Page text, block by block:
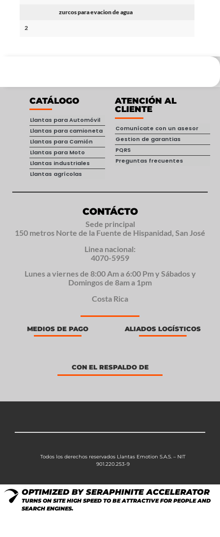
zurcos para evacion de agua
2
CATÁLOGO
Llantas para Automóvil
Llantas para camioneta
Llantas para Camión
Llantas para Moto
Llantas industriales
Llantas agrícolas
ATENCIÓN AL
CLIENTE
Comunícate con un asesor
Gestion de garantias
PQRS
Preguntas frecuentes
CONTÁCTO
Sede principal
150 metros Norte de la Fuente de Hispanidad, San José
Linea nacional:
4070-5959
Lunes a viernes de 8:00 Am a 6:00 Pm y Sábados y
Domingos de 8am a 1pm
Costa Rica
MEDIOS DE PAGO ALIADOS LOGÍSTICOS
CON EL RESPALDO DE
Todos los derechos reservados Llantas Emotion S.A.S. – NIT
901.220.253-9
OPTIMIZED BY SERAPHINITE ACCELERATOR
TURNS ON SITE HIGH SPEED TO BE ATTRACTIVE FOR PEOPLE AND
SEARCH ENGINES.